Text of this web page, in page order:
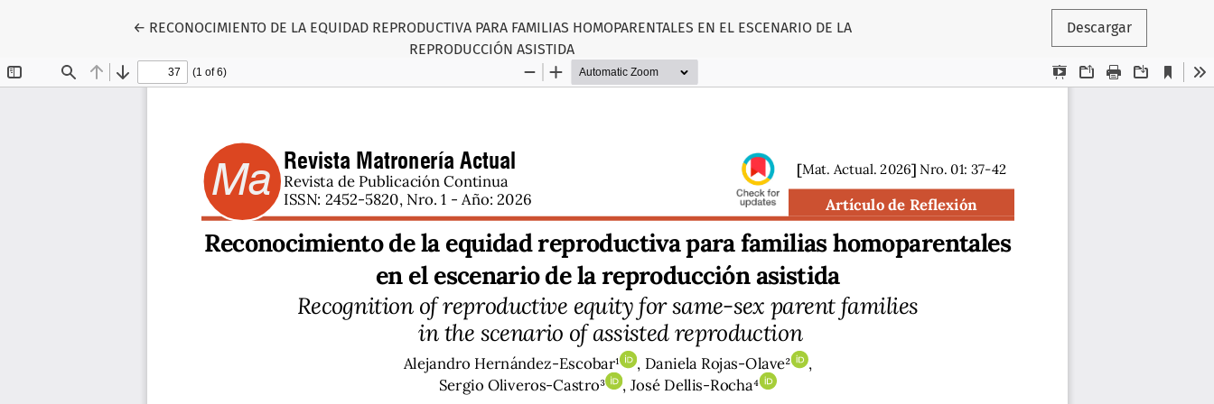
← Volver a los detalles del artículo
RECONOCIMIENTO DE LA EQUIDAD REPRODUCTIVA PARA FAMILIAS HOMOPARENTALES EN EL ESCENARIO DE LA
REPRODUCCIÓN ASISTIDA
Descargar